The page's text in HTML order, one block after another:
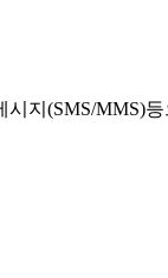
지(SMS/MMS)